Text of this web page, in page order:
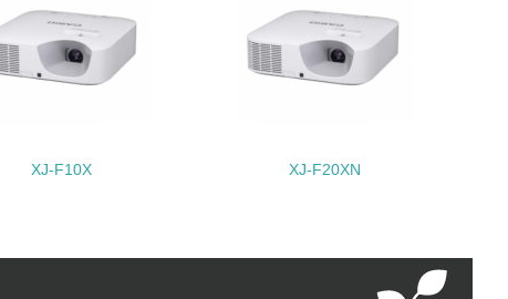
XJ-F10X XJ-F20XN